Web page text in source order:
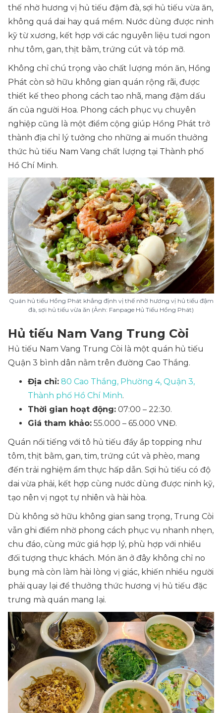
thế nhờ hương vị hủ tiếu đậm đà, sợi hủ tiếu vừa ăn,
không quá dai hay quá mềm. Nước dùng được ninh
kỹ từ xương, kết hợp với các nguyên liệu tươi ngon
như tôm, gan, thịt bằm, trứng cút và tóp mỡ.
Không chỉ chú trọng vào chất lượng món ăn, Hồng
Phát còn sở hữu không gian quán rộng rãi, được
thiết kế theo phong cách tao nhã, mang đậm dấu
ấn của người Hoa. Phong cách phục vụ chuyên
nghiệp cũng là một điểm cộng giúp Hồng Phát trở
thành địa chỉ lý tưởng cho những ai muốn thưởng
thức hủ tiếu Nam Vang chất lượng tại Thành phố
Hồ Chí Minh.
Quán hủ tiếu Hồng Phát khẳng định vị thế nhờ hương vị hủ tiếu đậm
đà, sợi hủ tiếu vừa ăn (Ảnh: Fanpage Hủ Tiếu Hồng Phát)
Hủ tiếu Nam Vang Trung Còi
Hủ tiếu Nam Vang Trung Còi là một quán hủ tiếu
Quận 3 bình dân nằm trên đường Cao Thắng.
Địa chỉ: 80 Cao Thắng, Phường 4, Quận 3,
Thành phố Hồ Chí Minh.
Thời gian hoạt động: 07:00 – 22:30.
Giá tham khảo: 55.000 – 65.000 VNĐ.
Quán nổi tiếng với tô hủ tiếu đầy ắp topping như
tôm, thịt bằm, gan, tim, trứng cút và phèo, mang
đến trải nghiệm ẩm thực hấp dẫn. Sợi hủ tiếu có độ
dai vừa phải, kết hợp cùng nước dùng được ninh kỹ,
tạo nên vị ngọt tự nhiên và hài hòa.
Dù không sở hữu không gian sang trọng, Trung Còi
vẫn ghi điểm nhờ phong cách phục vụ nhanh nhẹn,
chu đáo, cùng mức giá hợp lý, phù hợp với nhiều
đối tượng thực khách. Món ăn ở đây không chỉ no
bụng mà còn làm hài lòng vị giác, khiến nhiều người
phải quay lại để thưởng thức hương vị hủ tiếu đặc
trưng mà quán mang lại.